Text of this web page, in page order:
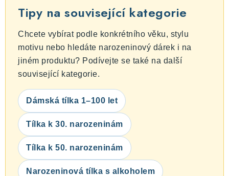
Tipy na související kategorie
Chcete vybírat podle konkrétního věku, stylu
motivu nebo hledáte narozeninový dárek i na
jiném produktu? Podívejte se také na další
související kategorie.
Dámská tílka 1–100 let
Tílka k 30. narozeninám
Tílka k 50. narozeninám
Narozeninová tílka s alkoholem